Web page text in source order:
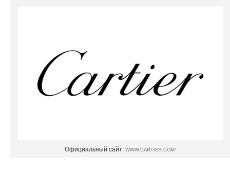
Официальный сайт:WWW.CARTIER.COM/